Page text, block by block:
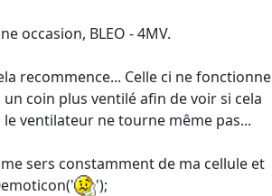
occasion, BLEO - 4MV.
recommence... Celle ci ne fonctionne
coin plus ventilé afin de voir si cela
ventilateur ne tourne même pas...
sers constamment de ma cellule et
');